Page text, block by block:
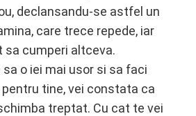
declansandu-se astfel un
care trece repede, iar
sa cumperi altceva.
sa o iei mai usor si sa faci
tine, vei constata ca
treptat. Cu cat te vei